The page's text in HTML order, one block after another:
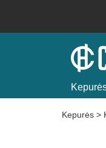
Kepurės >